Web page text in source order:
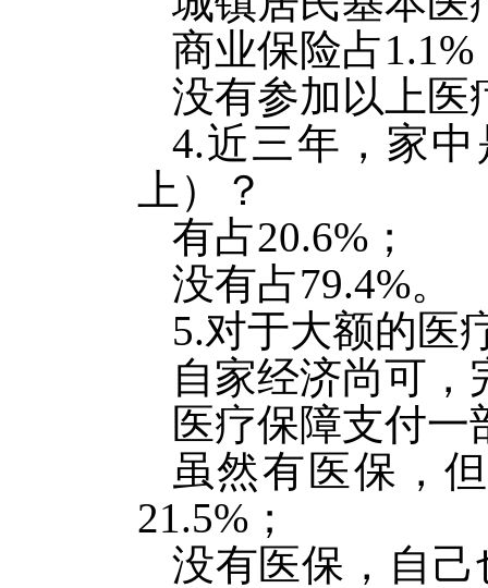
商业保险占1.1%
没有参加以上医
4.近三年，家
上）？
有占20.6%；
没有占79.4%。
5.对于大额的医
自家经济尚可，
医疗保障支付一
虽然有医保，
21.5%；
没有医保，自